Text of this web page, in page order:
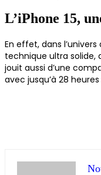
L’iPhone 15,
En effet, dans
technique ultra solide,
jouit aussi d’une
avec jusqu’à 28